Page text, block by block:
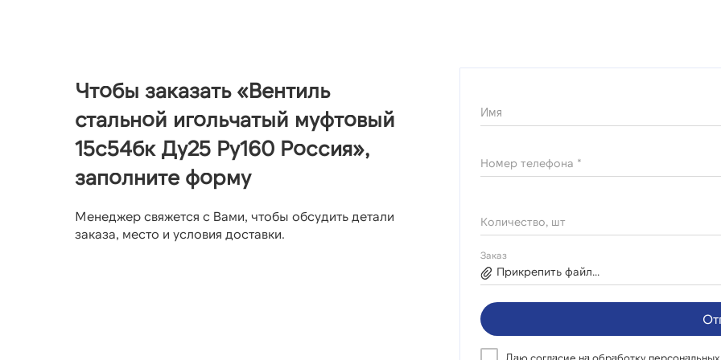
Чтобы заказать «Вентиль
стальной игольчатый муфтовый
15с54бк Ду25 Ру160 Россия»,
заполните форму
Менеджер свяжется с Вами, чтобы обсудить детали
заказа, место и условия доставки.
Имя
Номер телефона *
Количество, шт
Заказ
Прикрепить файл...